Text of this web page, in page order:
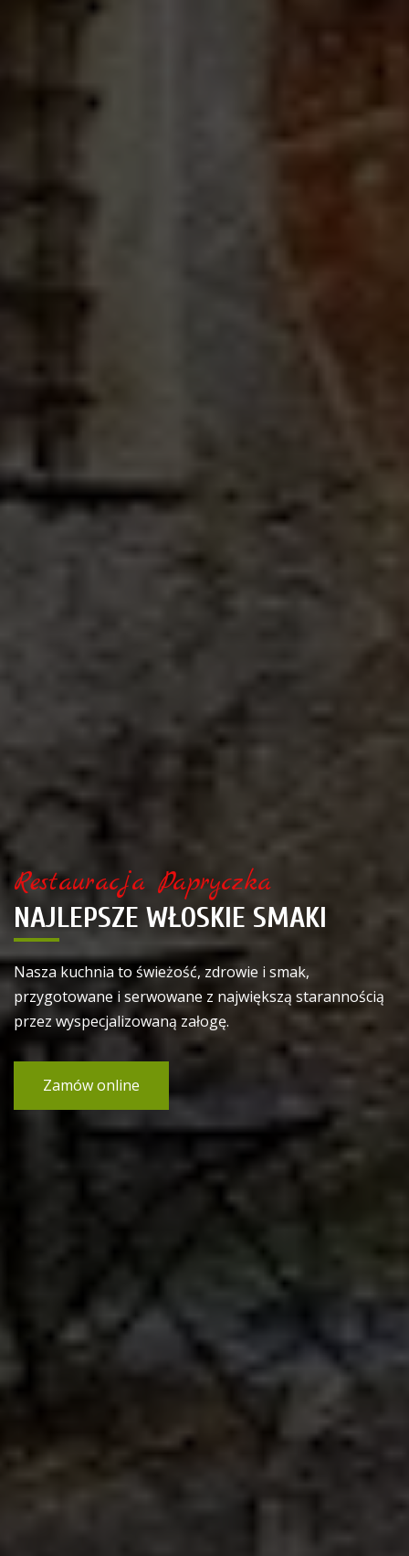
Restauracja Papryczka
NAJLEPSZE WŁOSKIE SMAKI
Nasza kuchnia to świeżość, zdrowie i smak,
przygotowane i serwowane z największą starannością
przez wyspecjalizowaną załogę.
Zamów online